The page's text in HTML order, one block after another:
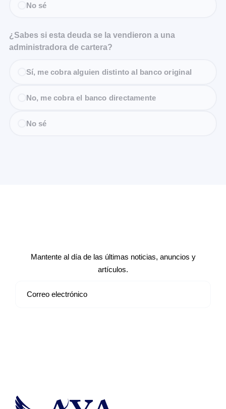
No sé
¿Sabes si esta deuda se la vendieron a una
administradora de cartera?
Sí, me cobra alguien distinto al banco original
No, me cobra el banco directamente
No sé
Mantente al día de las últimas noticias, anuncios y
artículos.